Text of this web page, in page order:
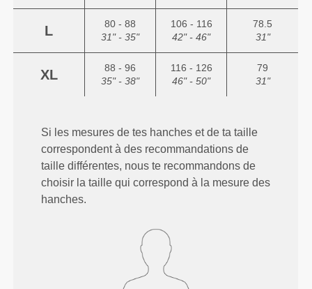
L
80 - 88
31" - 35"
106 - 116
42" - 46"
78.5
31"
XL
88 - 96
35" - 38"
116 - 126
46" - 50"
79
31"
Si les mesures de tes hanches et de ta taille
correspondent à des recommandations de
taille différentes, nous te recommandons de
choisir la taille qui correspond à la mesure des
hanches.